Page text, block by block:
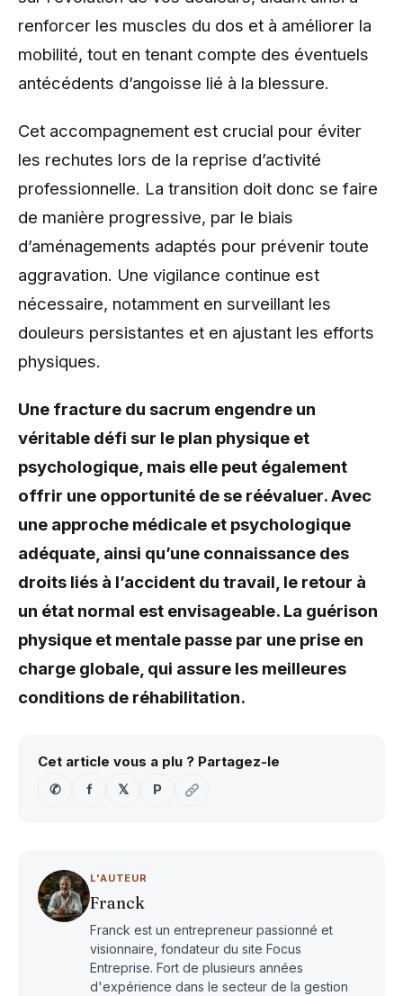
renforcer les muscles du dos et à améliorer la
mobilité, tout en tenant compte des éventuels
antécédents d’angoisse lié à la blessure.
Cet accompagnement est crucial pour éviter
les rechutes lors de la reprise d’activité
professionnelle. La transition doit donc se faire
de manière progressive, par le biais
d’aménagements adaptés pour prévenir toute
aggravation. Une vigilance continue est
nécessaire, notamment en surveillant les
douleurs persistantes et en ajustant les efforts
physiques.
Une fracture du sacrum engendre un
véritable défi sur le plan physique et
psychologique, mais elle peut également
offrir une opportunité de se réévaluer. Avec
une approche médicale et psychologique
adéquate, ainsi qu’une connaissance des
droits liés à l’accident du travail, le retour à
un état normal est envisageable. La guérison
physique et mentale passe par une prise en
charge globale, qui assure les meilleures
conditions de réhabilitation.
Cet article vous a plu ? Partagez-le
✆
f 𝕏 P
L'AUTEUR
Franck
Franck est un entrepreneur passionné et
visionnaire, fondateur du site Focus
Entreprise. Fort de plusieurs années
d'expérience dans le secteur de la gestion